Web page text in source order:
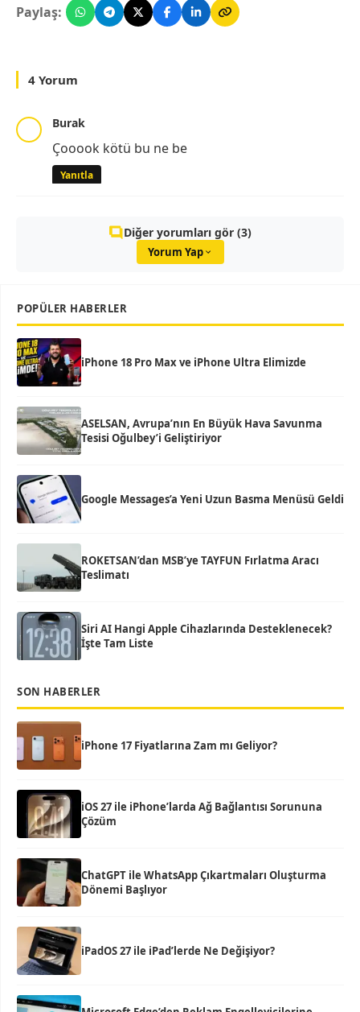
Paylaş:
4 Yorum
Burak
Çooook kötü bu ne be
Yanıtla
Diğer yorumları gör (3)
Yorum Yap
POPÜLER HABERLER
iPhone 18 Pro Max ve iPhone Ultra Elimizde
ASELSAN, Avrupa’nın En Büyük Hava Savunma
Tesisi Oğulbey’i Geliştiriyor
Google Messages’a Yeni Uzun Basma Menüsü Geldi
ROKETSAN’dan MSB’ye TAYFUN Fırlatma Aracı
Teslimatı
Siri AI Hangi Apple Cihazlarında Desteklenecek?
İşte Tam Liste
SON HABERLER
iPhone 17 Fiyatlarına Zam mı Geliyor?
iOS 27 ile iPhone’larda Ağ Bağlantısı Sorununa
Çözüm
ChatGPT ile WhatsApp Çıkartmaları Oluşturma
Dönemi Başlıyor
iPadOS 27 ile iPad’lerde Ne Değişiyor?